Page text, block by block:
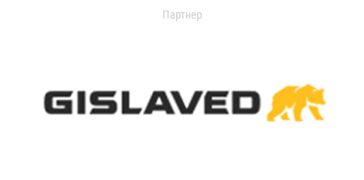
Партнер